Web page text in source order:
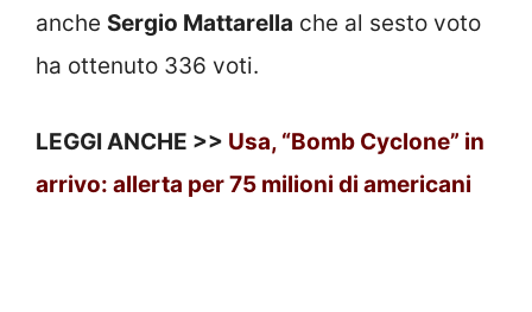
anche Sergio Mattarella che al sesto voto
ha ottenuto 336 voti.
LEGGI ANCHE >> Usa, “Bomb Cyclone” in
arrivo: allerta per 75 milioni di americani